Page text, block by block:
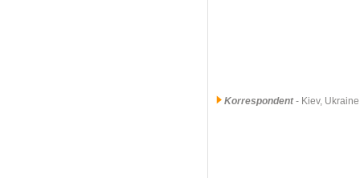
Korrespondent- Kiev, Ukraine